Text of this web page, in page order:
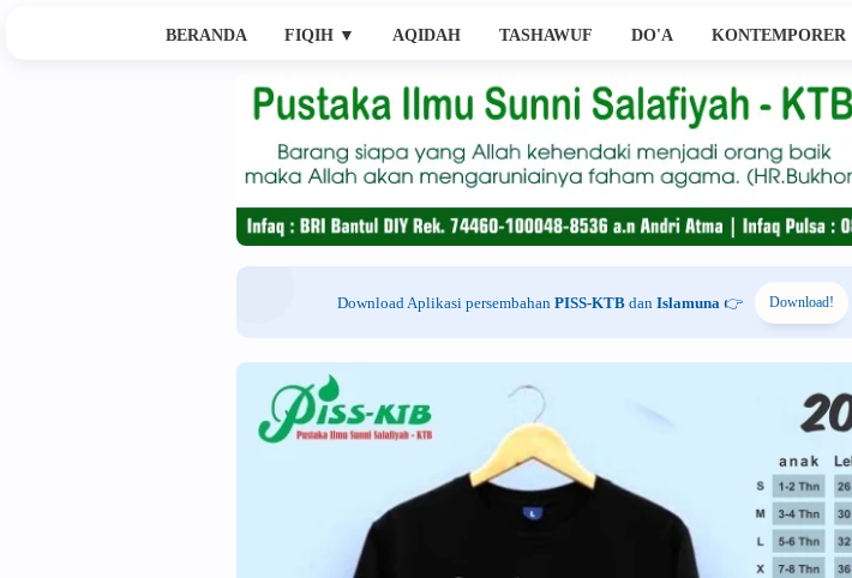
BERANDA FIQIH ▼ AQIDAH TASHAWUF DO'A KONTEMPORER
Download Aplikasi persembahan PISS-KTBdan Islamuna 👉 Download!